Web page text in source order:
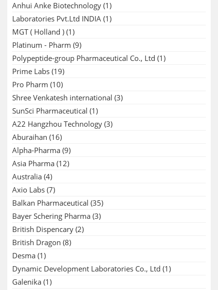
Anhui Anke Biotechnology (1)
Laboratories Pvt.Ltd INDIA (1)
MGT ( Holland ) (1)
Platinum - Pharm (9)
Polypeptide-group Pharmaceutical Co., Ltd (1)
Prime Labs (19)
Pro Pharm (10)
Shree Venkatesh international (3)
SunSci Pharmaceutical (1)
A22 Hangzhou Technology (3)
Aburaihan (16)
Alpha-Pharma (9)
Asia Pharma (12)
Australia (4)
Axio Labs (7)
Balkan Pharmaceutical (35)
Bayer Schering Pharma (3)
British Dispencary (2)
British Dragon (8)
Desma (1)
Dynamic Development Laboratories Co., Ltd (1)
Galenika (1)